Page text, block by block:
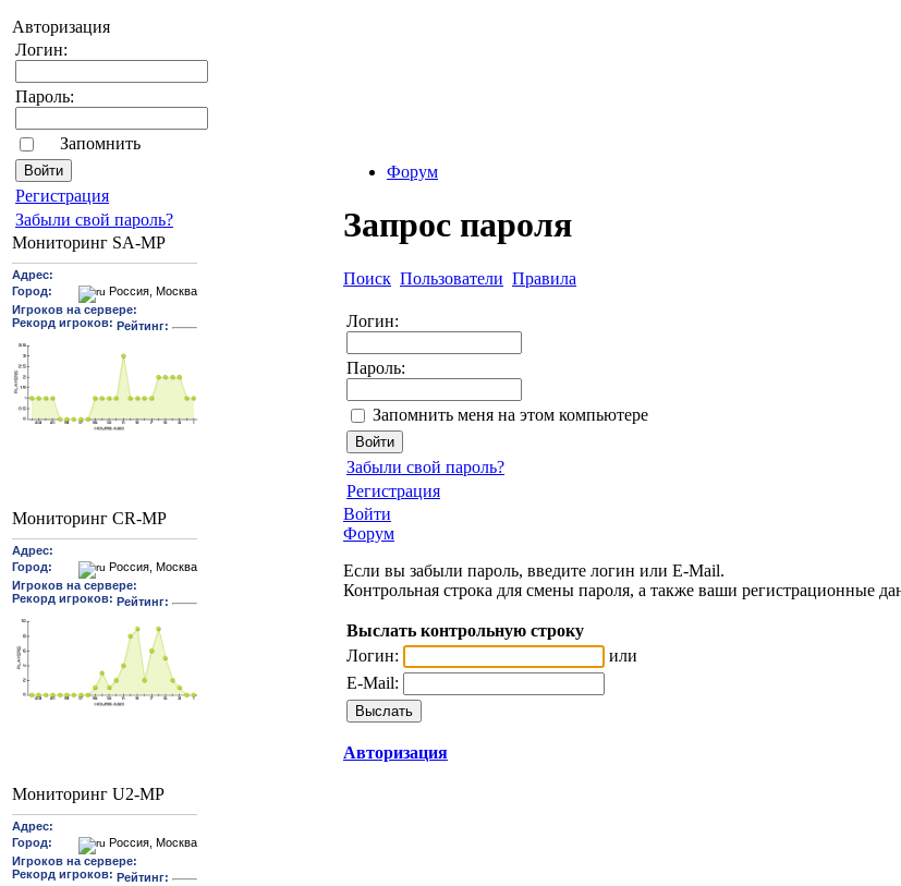
Авторизация
Логин:
Пароль:
Запомнить
Pегиcтрaция
Забыли свой пароль?
Мониторинг SA-MP
Мониторинг CR-MP
Мониторинг U2-MP
Форум
Запрос пароля
Поиск Пользователи Правила
Логин:
Пароль:
Запомнить меня на этом компьютере
Забыли свой пароль?
Регистрация
Войти
Форум
Если вы забыли пароль, введите логин или E-Mail.
Контрольная строка для смены пароля, а также ваши регистрационные
Выслать контрольную строку
Логин:
или
E-Mail:
Авторизация